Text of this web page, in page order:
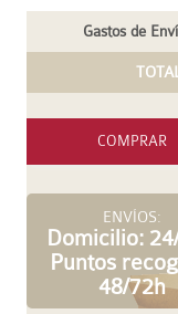
Gastos de
COMPRAR
ENVÍOS:
Domicilio:
Puntos
48/72h